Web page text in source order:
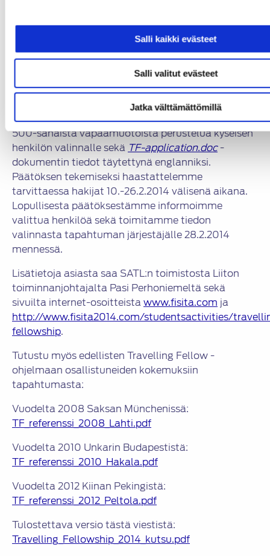
Salli kaikki evästeet
Salli valitut evästeet
Jatka välttämättömillä
järjestäjälle esityksen tiivistelmä
opiskelijakongressissa esitettäväksi sekä
täytettynäSC-application.doc-dokumentti
http://www.fisita2014.com/studentsactivities/
Perustietojen ohella pyydämme suomeksi max.
500-sanaista vapaamuotoista perustelua kyseisen
henkilön valinnalle sekä TF-application.doc-
dokumentin tiedot täytettynä englanniksi.
Päätöksen tekemiseksi haastattelemme
tarvittaessa hakijat 10.-26.2.2014 välisenä aikana.
Lopullisesta päätöksestämme informoimme
valittua henkilöä sekä toimitamme tiedon
valinnasta tapahtuman järjestäjälle 28.2.2014
mennessä.
Lisätietoja asiasta saa SATL:n toimistosta Liiton
toiminnanjohtajalta Pasi Perhoniemeltä sekä
sivuilta internet-osoitteistawww.fisita.com ja
http://www.fisita2014.com/studentsactivities/
fellowship.
Tutustu myös edellisten Travelling Fellow -
ohjelmaan osallistuneiden kokemuksiin
tapahtumasta:
Vuodelta 2008 Saksan Münchenissä:
TF_referenssi_2008_Lahti.pdf
Vuodelta 2010 Unkarin Budapestistä:
TF_referenssi_2010_Hakala.pdf
Vuodelta 2012 Kiinan Pekingistä:
TF_referenssi_2012_Peltola.pdf
Tulostettava versio tästä viestistä:
Travelling_Fellowship_2014_kutsu.pdf